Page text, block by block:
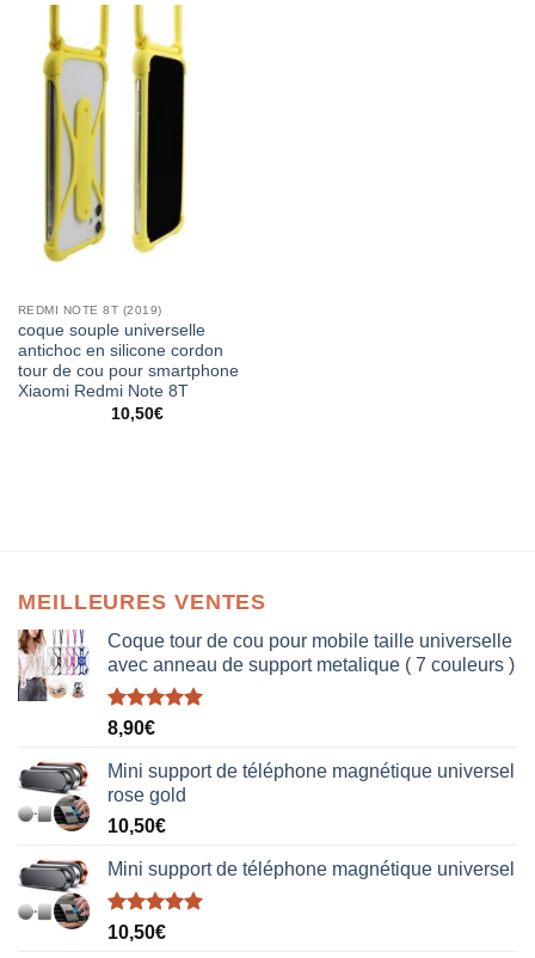
REDMI NOTE 8T (2019)
coque souple universelle
antichoc en silicone cordon
tour de cou pour smartphone
Xiaomi Redmi Note 8T
10,50€
MEILLEURES VENTES
Coque tour de cou pour mobile taille universelle
avec anneau de support metalique ( 7 couleurs )
Note5.00
8,90€
Mini support de téléphone magnétique universel
rose gold
10,50€
Mini support de téléphone magnétique universel
Note5.00
10,50€